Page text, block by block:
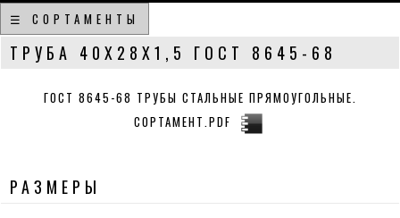
☰ СОРТАМЕНТЫ
ТРУБА 40Х28Х1,5 ГОСТ 8645-68
ГОСТ 8645-68 ТРУБЫ СТАЛЬНЫЕ ПРЯМОУГОЛЬНЫЕ.
СОРТАМЕНТ.PDF
РАЗМЕРЫ